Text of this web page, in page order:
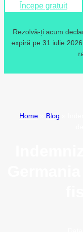
Începe gratuit
Rezolvă-ți acum
expiră pe 31 iulie
Home» Blog